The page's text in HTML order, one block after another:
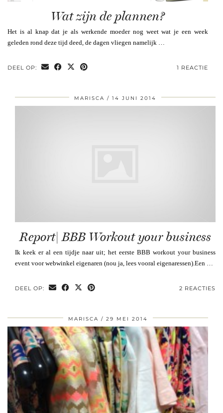
Wat zijn de plannen?
Het is al knap dat je als werkende moeder nog weet wat je een week
geleden rond deze tijd deed, de dagen vliegen namelijk …
DEEL OP: 1 REACTIE
MARISCA 14 JUNI 2014
Report| BBB Workout your business
Ik keek er al een tijdje naar uit; het eerste BBB workout your business
event voor webwinkel eigenaren (nou ja, lees vooral eigenaressen).Een …
DEEL OP: 2 REACTIES
MARISCA 29 MEI 2014